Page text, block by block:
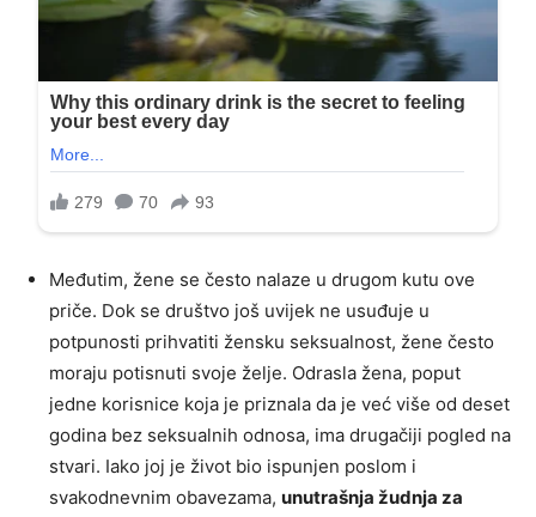
Međutim, žene se često nalaze u drugom kutu ove
priče. Dok se društvo još uvijek ne usuđuje u
potpunosti prihvatiti žensku seksualnost, žene često
moraju potisnuti svoje želje. Odrasla žena, poput
jedne korisnice koja je priznala da je već više od deset
godina bez seksualnih odnosa, ima drugačiji pogled na
stvari. Iako joj je život bio ispunjen poslom i
svakodnevnim obavezama, unutrašnja žudnja za